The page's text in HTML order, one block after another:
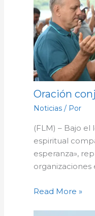
Oración
Noticias/ Por
(FLM) – Bajo el
espiritual
esperanza»,
organizaciones
Read More »